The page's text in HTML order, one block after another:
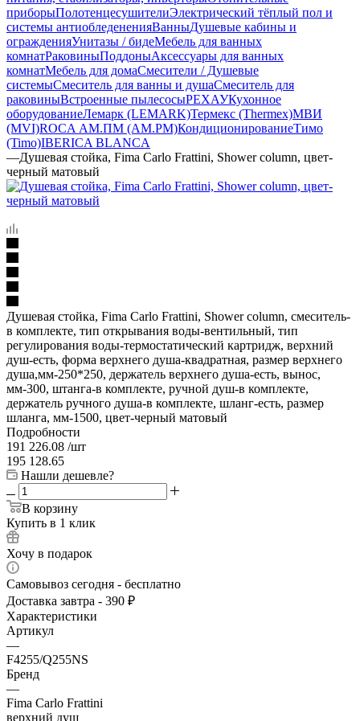
приборыПолотенцесушителиЭлектрический тёплый пол и
системы антиобледененияВанныДушевые кабины и
огражденияУнитазы / бидеМебель для ванных
комнатРаковиныПоддоныАксессуары для ванных
комнатМебель для домаСмесители / Душевые
системыСмеситель для ванны и душаСмеситель для
раковиныВстроенные пылесосыРЕХАУКухонное
оборудованиеЛемарк (LEMARK)Термекс (Thermex)МВИ
(MVI)ROCA АМ.ПМ (AM.PM)КондиционированиеТимо
(Timo)IBERICA BLANCA
—Душевая стойка, Fima Carlo Frattini, Shower column, цвет-
черный матовый
Душевая стойка, Fima Carlo Frattini, Shower column, смеситель-
в комплекте, тип открывания воды-вентильный, тип
регулирования воды-термостатический картридж, верхний
душ-есть, форма верхнего душа-квадратная, размер верхнего
душа,мм-250*250, держатель верхнего душа-есть, вынос,
мм-300, штанга-в комплекте, ручной душ-в комплекте,
держатель ручного душа-в комплекте, шланг-есть, размер
шланга, мм-1500, цвет-черный матовый
Подробности
191 226.08 /шт
195 128.65
Нашли дешевле?
В корзину
Купить в 1 клик
Хочу в подарок
Самовывоз сегодня - бесплатно
Доставка завтра - 390 ₽
Характеристики
Артикул
—
F4255/Q255NS
Бренд
—
Fima Carlo Frattini
верхний душ